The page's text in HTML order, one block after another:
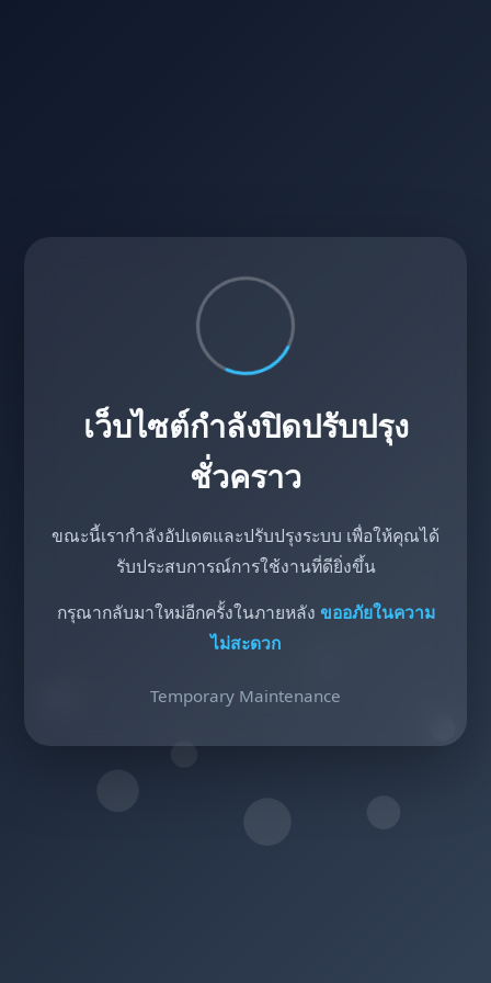
เว็บไซต์กำลังปิดปรับปรุง
ชั่วคราว
ขณะนี้เรากำลังอัปเดตและปรับปรุงระบบ เพื่อให้คุณได้
รับประสบการณ์การใช้งานที่ดียิ่งขึ้น
กรุณากลับมาใหม่อีกครั้งในภายหลัง ขออภัยในความ
ไม่สะดวก
Temporary Maintenance